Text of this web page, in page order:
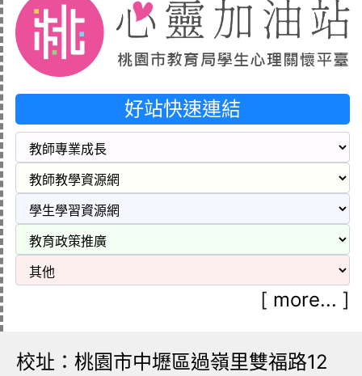
好站快速連結
[ more... ]
校址：桃園市中壢區過嶺里雙福路12